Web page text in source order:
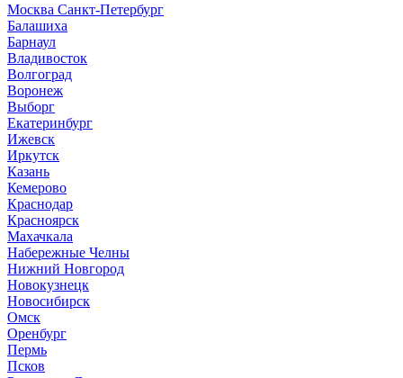
Москва Санкт-Петербург
Балашиха
Барнаул
Владивосток
Волгоград
Воронеж
Выборг
Екатеринбург
Ижевск
Иркутск
Казань
Кемерово
Краснодар
Красноярск
Махачкала
Набережные Челны
Нижний Новгород
Новокузнецк
Новосибирск
Омск
Оренбург
Пермь
Псков